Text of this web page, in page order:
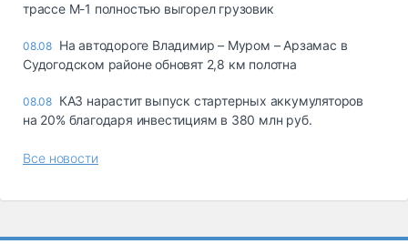
трассе М-1 полностью выгорел грузовик
08.08 На автодороге Владимир – Муром – Арзамас в
Судогодском районе обновят 2,8 км полотна
08.08 КАЗ нарастит выпуск стартерных аккумуляторов
на 20% благодаря инвестициям в 380 млн руб.
Все новости